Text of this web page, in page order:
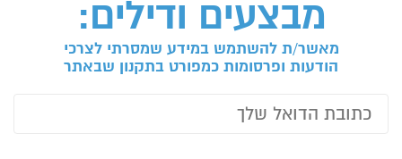
מבצעים ודילים:
מאשר/ת להשתמש במידע שמסרתי לצרכי
הודעות ופרסומות כמפורט בתקנון שבאתר